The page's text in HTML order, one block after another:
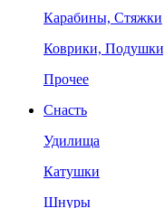
Карабины, Стяжки
Коврики,
Прочее
Снасть
Удилища
Катушки
Шнуры